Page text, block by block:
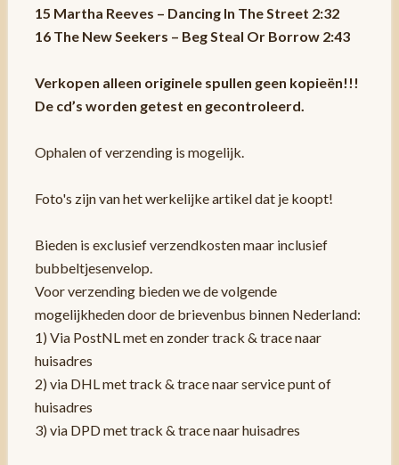
15 Martha Reeves – Dancing In The Street 2:32
16 The New Seekers – Beg Steal Or Borrow 2:43
Verkopen alleen originele spullen geen kopieën!!!
De cd’s worden getest en gecontroleerd.
Ophalen of verzending is mogelijk.
Foto's zijn van het werkelijke artikel dat je koopt!
Bieden is exclusief verzendkosten maar inclusief
bubbeltjesenvelop.
Voor verzending bieden we de volgende
mogelijkheden door de brievenbus binnen Nederland:
1) Via PostNL met en zonder track & trace naar
huisadres
2) via DHL met track & trace naar service punt of
huisadres
3) via DPD met track & trace naar huisadres